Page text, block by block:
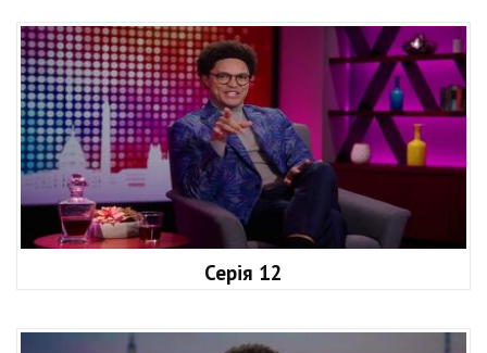
Серія 12